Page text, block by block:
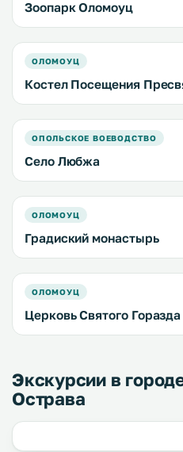
Зоопарк Оломоуц
ОЛОМОУЦ
Костел Посещения
ОПОЛЬСКОЕ ВОЕВОДСТВО
Село Любжа
ОЛОМОУЦ
Градиский монастырь
ОЛОМОУЦ
Церковь Святого Горазда
Экскурсии в
Острава